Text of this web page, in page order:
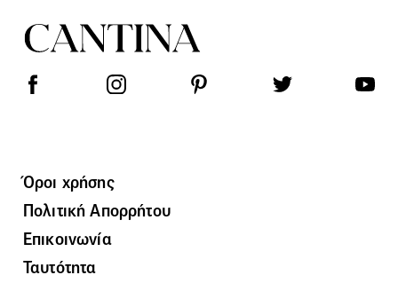
Όροι χρήσης
Πολιτική Απορρήτου
Επικοινωνία
Ταυτότητα